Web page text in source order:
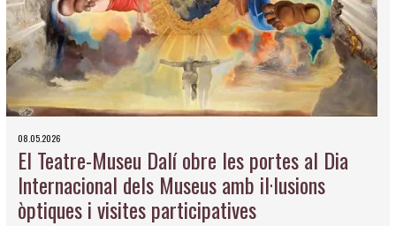
08.05.2026
El Teatre-Museu Dalí obre les portes al Dia
Internacional dels Museus amb il·lusions
òptiques i visites participatives